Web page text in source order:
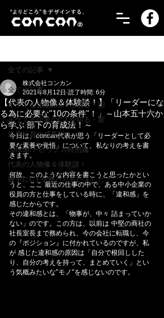
全ての記事
イケてる企業のC.I.を切る・旧
イケてる企業のC.I.を切る・新
若手社員の成長記！
concanトピックス特別編
代表の人物像＆体験談！
勝手にC.I.を創っちゃいました！
全ての記事
【代表の人物像＆体験談！】「リーダーにな
る為に必要な"10の条件"！」～山本五十六か
ら学ぶ 部下の育成法！～
株式会社コンカン
2021年8月12日 読了時間: 6分
今日は、concan代表が思う「リーダーとして必
要な素養や覚悟」について、私なりの考えを書
きます。
何故、このような内容を書こうと思ったかとい
うと、ここ 最近の仕事の中で、ある中小企業の
役員の方と仕事をしている時に、「違和感」を
感じたからです。
その違和感とは、「物事が、中々 詰まっていか
ない」のです。この方は、以前は 中堅の商社の
社長室長まで務められ、今の会社に転職し、今
の『ポジション』に付かれているのですが、私
が 感じた違和感の原因は「自分で根回しした
り、自分の考えを持って、まとめていく」とい
う気概みたいな"モノ"を感じないのです。